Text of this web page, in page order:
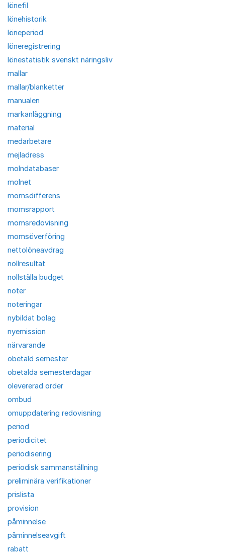
lönefil
lönehistorik
löneperiod
löneregistrering
lönestatistik svenskt näringsliv
mallar
mallar/blanketter
manualen
markanläggning
material
medarbetare
mejladress
molndatabaser
molnet
momsdifferens
momsrapport
momsredovisning
momsöverföring
nettolöneavdrag
nollresultat
nollställa budget
noter
noteringar
nybildat bolag
nyemission
närvarande
obetald semester
obetalda semesterdagar
olevererad order
ombud
omuppdatering redovisning
period
periodicitet
periodisering
periodisk sammanställning
preliminära verifikationer
prislista
provision
påminnelse
påminnelseavgift
rabatt